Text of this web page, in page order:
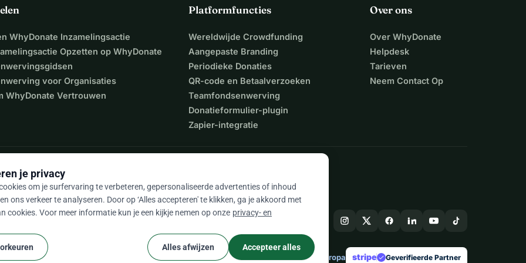
over datum/locatie).
Excelsior Renkum
(in overleg over datum/locatie).
verder. Met jouw steun kunnen we blijven doen waar we
Renkum laten klinken!
Renkum! Deel deze actie met vrienden, familie en
op!
WhyDonate Inzamelingsactie
Opzetten op WhyDonate
voor Organisaties
WhyDonate Vertrouwen
Platformfuncties
Wereldwijde Crowdfunding
Aangepaste Branding
Periodieke Donaties
QR-code en Betaalverzoeken
Teamfondsenwerving
Donatieformulier-plugin
Zapier-integratie
Over ons
Over WhyDonate
Helpdesk
Tarieven
Neem Contact Op
/ 5 op basis van 500+ reviews
voorwaarden Gemaakt in Europa stripe check Geverifieerde Partner
je privacy
om je surfervaring te verbeteren, gepersonaliseerde advertenties of inhoud
ons verkeer te analyseren. Door op ‘Alles accepteren' te klikken, ga je akkoord met
cookies. Voor meer informatie kun je een kijkje nemen op onze privacy- en
Alles afwijzen Accepteer alles